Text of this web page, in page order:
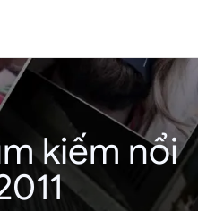
kiếm nổi